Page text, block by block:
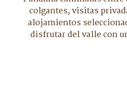
colgantes, visitas
alojamientos
disfrutar del valle con